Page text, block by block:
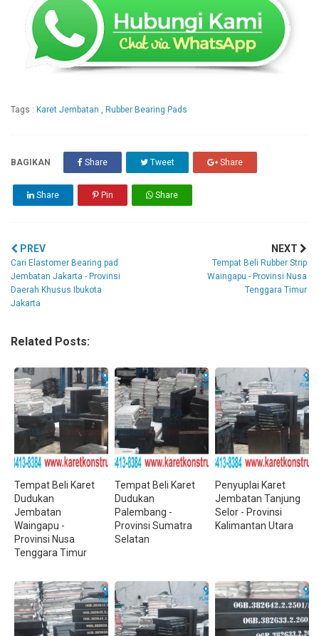
Tags : Karet Jembatan Rubber Bearing Pads
BAGIKAN Share Tweet Share
Share Pin Share
PREV
Cari Elastomer Bearing pad
Jembatan Jakarta - Provinsi
Daerah Khusus Ibukota
Jakarta
NEXT
Tempat Beli Rubber Strip
Waingapu - Provinsi Nusa
Tenggara Timur
Related Posts:
Tempat Beli Karet
Dudukan
Jembatan
Waingapu -
Provinsi Nusa
Tenggara Timur
Tempat Beli Karet
Dudukan
Palembang -
Provinsi Sumatra
Selatan
Penyuplai Karet
Jembatan Tanjung
Selor - Provinsi
Kalimantan Utara